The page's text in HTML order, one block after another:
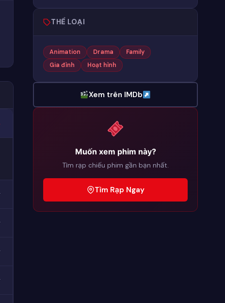
THỂ LOẠI
Animation Drama
Family
Gia đình
Hoạt hình
Xem trên IMDb
Muốn xem phim này?
Tìm rạp chiếu phim gần bạn nhất.
Tìm Rạp Ngay